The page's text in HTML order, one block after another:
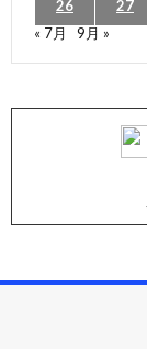
26 27
« 7月
9月 »